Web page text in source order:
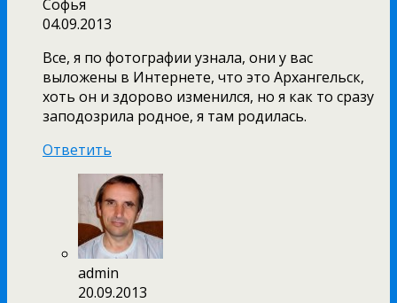
Софья
04.09.2013
Все, я по фотографии узнала, они у вас
выложены в Интернете, что это Архангельск,
хоть он и здорово изменился, но я как то сразу
заподозрила родное, я там родилась.
Ответить
admin
20.09.2013